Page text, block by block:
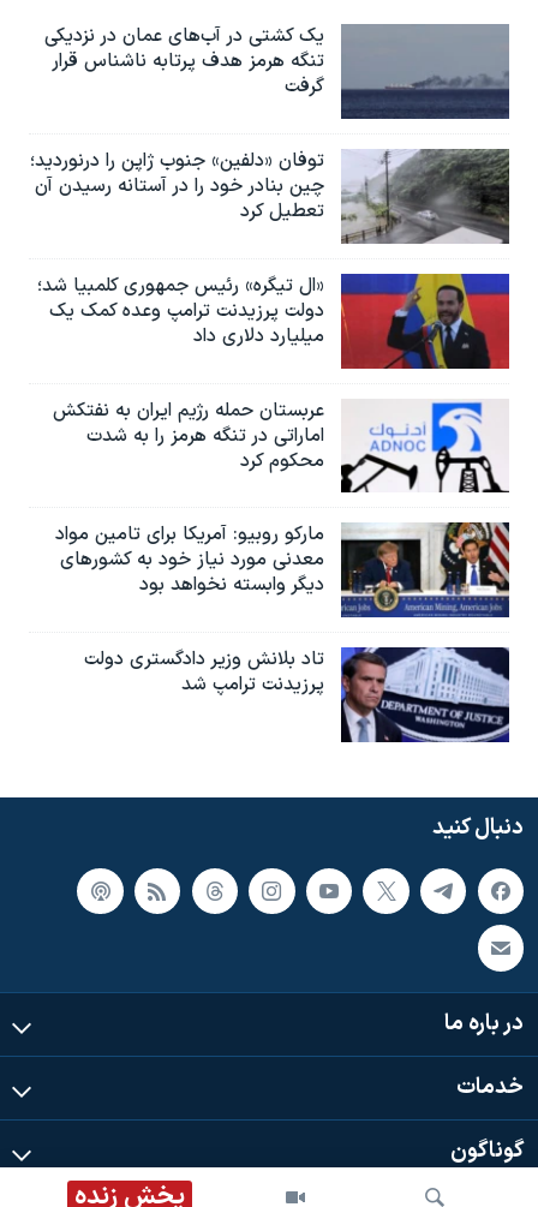
پخش زنده
یک کشتی در آب‌های عمان در نزدیکی
تنگه هرمز هدف پرتابه ناشناس قرار
گرفت
توفان «دلفین» جنوب ژاپن را درنوردید؛
چین بنادر خود را در آستانه رسیدن آن
تعطیل کرد
«ال تیگره» رئیس جمهوری کلمبیا شد؛
دولت پرزیدنت ترامپ وعده کمک یک
میلیارد دلاری داد
عربستان حمله رژیم ایران به نفتکش
اماراتی در تنگه هرمز را به‌ شدت
محکوم کرد
مارکو روبیو: آمریکا برای تامین مواد
معدنی مورد نیاز خود به کشورهای
دیگر وابسته نخواهد بود
تاد بلانش وزیر دادگستری دولت
پرزیدنت ترامپ شد
دنبال کنید
در باره ما
خدمات
گوناگون